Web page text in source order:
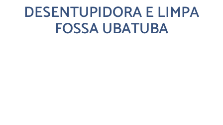
DESENTUPIDORA E LIMPA
FOSSA UBATUBA